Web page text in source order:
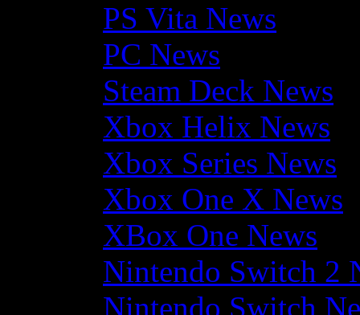
PS Vita News
PC News
Steam Deck News
Xbox Helix News
Xbox Series News
Xbox One X News
XBox One News
Nintendo Switch 2
Nintendo Switch